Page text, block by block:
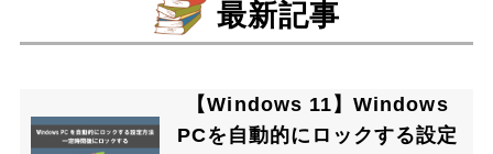
最新記事
【Windows 11】Windows
PCを自動的にロックする設定